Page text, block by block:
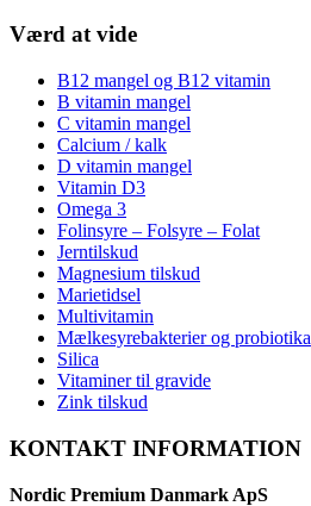
Værd at vide
B12 mangel og B12 vitamin
B vitamin mangel
C vitamin mangel
Calcium / kalk
D vitamin mangel
Vitamin D3
Omega 3
Folinsyre – Folsyre – Folat
Jerntilskud
Magnesium tilskud
Marietidsel
Multivitamin
Mælkesyrebakterier og probiotika
Silica
Vitaminer til gravide
Zink tilskud
KONTAKT INFORMATION
Nordic Premium Danmark ApS